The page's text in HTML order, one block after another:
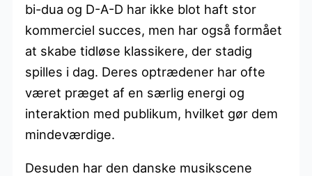
bi-dua og D-A-D har ikke blot haft stor
kommerciel succes, men har også formået
at skabe tidløse klassikere, der stadig
spilles i dag. Deres optrædener har ofte
været præget af en særlig energi og
interaktion med publikum, hvilket gør dem
mindeværdige.
Desuden har den danske musikscene